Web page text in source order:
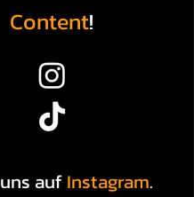
Content!
uns aufInstagram.